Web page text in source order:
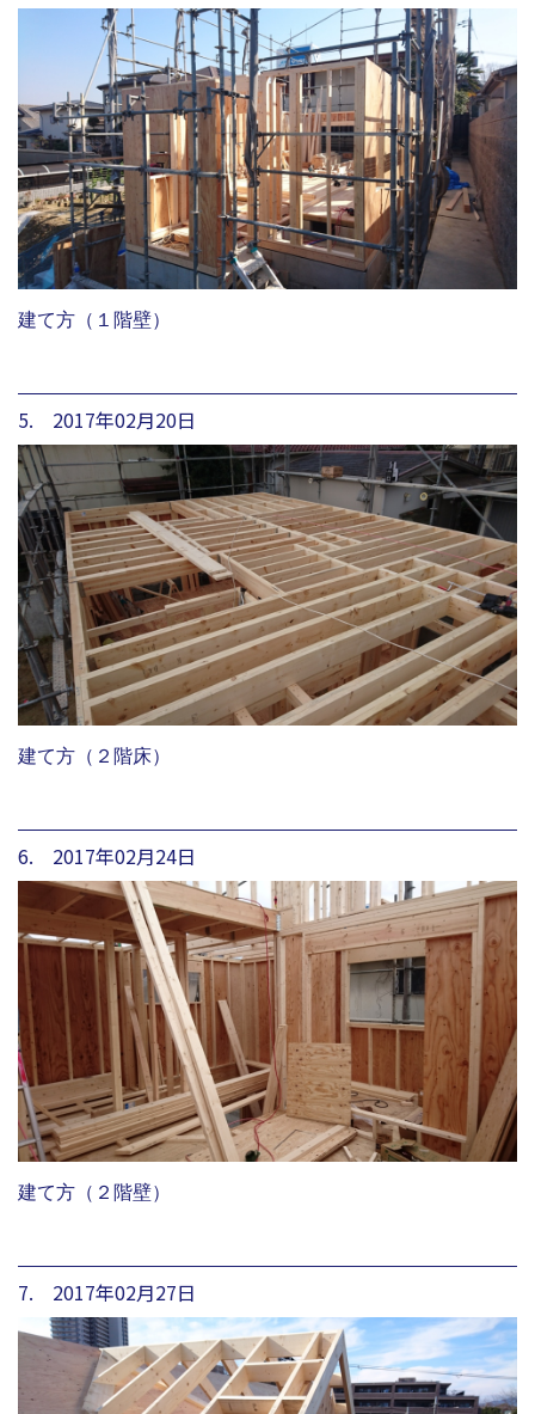
建て方（１階壁）
5. 2017年02月20日
建て方（２階床）
6. 2017年02月24日
建て方（２階壁）
7. 2017年02月27日